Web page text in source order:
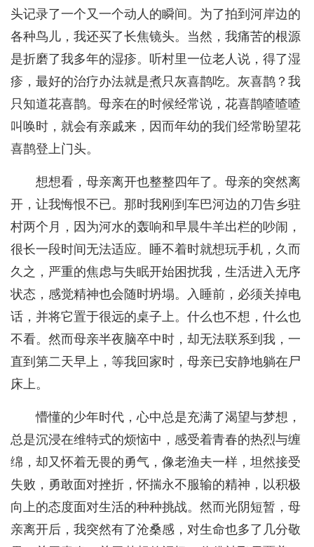
头记录了一个又一个动人的瞬间。为了拍到河岸边的
各种鸟儿，我还买了长焦镜头。当然，我痛苦的根源
是折磨了我多年的湿疹。听村里一位老人说，得了湿
疹，最好的治疗办法就是煮只灰喜鹊吃。灰喜鹊？我
只知道花喜鹊。母亲在的时候经常说，花喜鹊喳喳喳
叫唤时，就会有亲戚来，因而年幼的我们经常盼望花
喜鹊登上门头。
想想看，母亲离开也整整四年了。母亲的突然离
开，让我悔恨不已。那时我刚到车巴河边的刀告乡驻
村两个月，因为河水的轰响和早晨牛羊出栏的吵闹，
很长一段时间无法适应。睡不着时就想玩手机，久而
久之，严重的焦虑与失眠开始困扰我，生活进入无序
状态，感觉精神也会随时坍塌。入睡前，必须关掉电
话，并将它置于很远的桌子上。什么也不想，什么也
不看。然而母亲半夜脑卒中时，却无法联系到我，一
直到第二天早上，等我回家时，母亲已安静地躺在尸
床上。
懵懂的少年时代，心中总是充满了渴望与梦想，
总是沉浸在维特式的烦恼中，感受着青春的热烈与缠
绵，却又怀着无畏的勇气，像老渔夫一样，坦然接受
失败，勇敢面对挫折，怀揣永不服输的精神，以积极
向上的态度面对生活的种种挑战。然而光阴短暂，母
亲离开后，我突然有了沧桑感，对生命也多了几分敬